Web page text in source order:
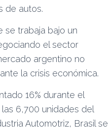
de autos.
se trabaja bajo un
el sector
argentino no
la crisis económica.
16% durante el
6,700 unidades del
Automotriz, Brasil se